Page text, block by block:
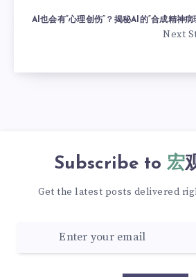
AI也会有“心理创伤”？揭秘AI的“合成精神病
Next
Subscribe to
Get the latest posts delivered